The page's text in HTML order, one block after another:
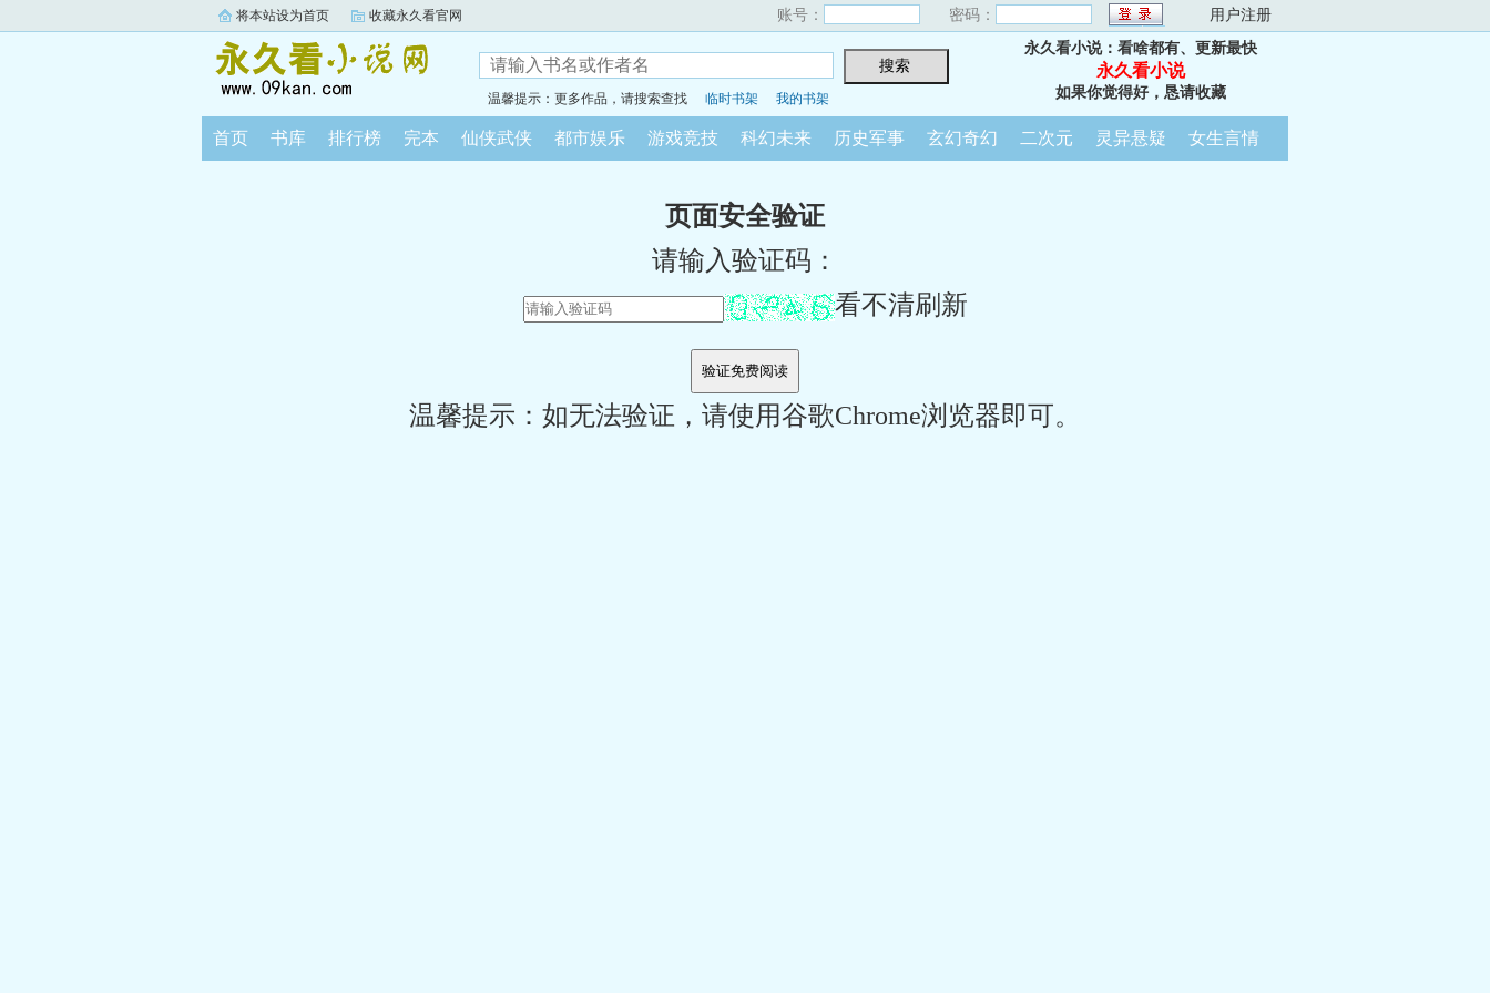
将本站设为首页 收藏永久看官网 账号： 密码： 用户注册
温馨提示：更多作品，请搜索查找 临时书架 我的书架
永久看小说：看啥都有、更新最快
永久看小说
如果你觉得好，恳请收藏
首页 书库 排行榜 完本 仙侠武侠 都市娱乐 游戏竞技 科幻未来 历史军事 玄幻奇幻 二次元 灵异悬疑 女生言情
页面安全验证
请输入验证码：
看不清刷新
温馨提示：如无法验证，请使用谷歌Chrome浏览器即可。